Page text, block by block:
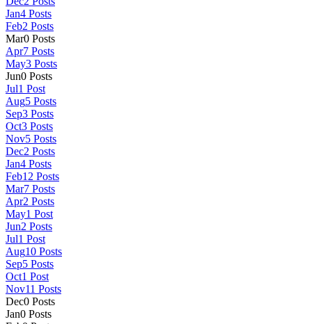
Jan4 Posts
Feb2 Posts
Mar0 Posts
Apr7 Posts
May3 Posts
Jun0 Posts
Jul1 Post
Aug5 Posts
Sep3 Posts
Oct3 Posts
Nov5 Posts
Dec2 Posts
Jan4 Posts
Feb12 Posts
Mar7 Posts
Apr2 Posts
May1 Post
Jun2 Posts
Jul1 Post
Aug10 Posts
Sep5 Posts
Oct1 Post
Nov11 Posts
Dec0 Posts
Jan0 Posts